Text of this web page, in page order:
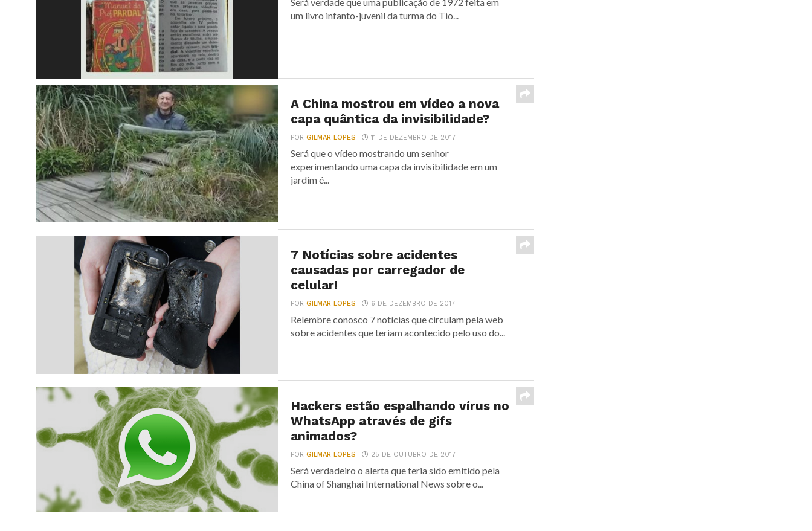
um livro infanto-juvenil da turma do Tio...
A China mostrou em vídeo a nova
capa quântica da invisibilidade?
PORGILMAR LOPES 11 DE DEZEMBRO DE 2017
Será que o vídeo mostrando um senhor
experimentando uma capa da invisibilidade em um
jardim é...
7 Notícias sobre acidentes
causadas por carregador de
celular!
PORGILMAR LOPES 6 DE DEZEMBRO DE 2017
Relembre conosco 7 notícias que circulam pela web
sobre acidentes que teriam acontecido pelo uso do...
Hackers estão espalhando vírus no
WhatsApp através de gifs
animados?
PORGILMAR LOPES 25 DE OUTUBRO DE 2017
Será verdadeiro o alerta que teria sido emitido pela
China of Shanghai International News sobre o...